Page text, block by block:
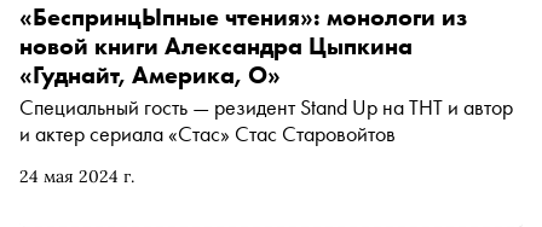
24 мая 2024 г.
«БеспринцЫпные чтения»: монологи из
новой книги Александра Цыпкина
«Гуднайт, Америка, О»
Специальный гость — резидент Stand Up на ТНТ и автор
и актер сериала «Стас» Стас Старовойтов